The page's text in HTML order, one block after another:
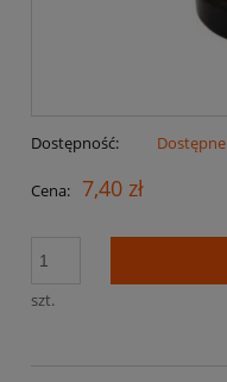
Dostępność: Dostępne
Cena: 7,40 zł
szt.